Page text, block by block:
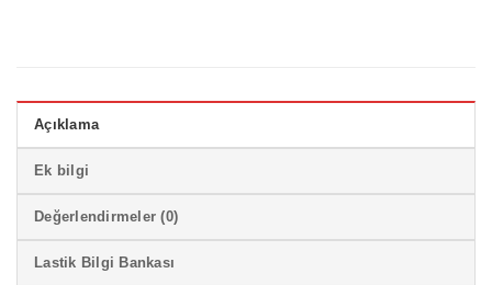
Açıklama
Ek bilgi
Değerlendirmeler (0)
Lastik Bilgi Bankası